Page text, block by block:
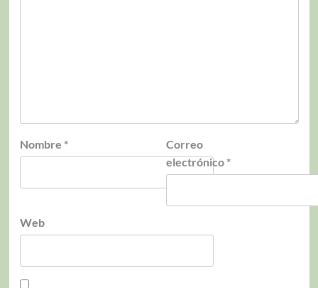
Nombre *
Correo
electrónico *
Web